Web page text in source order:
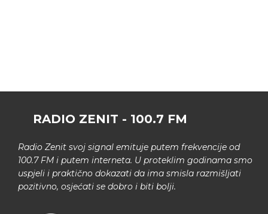
RADIO ZENIT - 100.7 FM
Radio Zenit svoj signal emituje putem frekvencije od
100.7 FM i putem interneta. U proteklim godinama smo
uspjeli i praktično dokazati da ima smisla razmišljati
pozitivno, osjećati se dobro i biti bolji.